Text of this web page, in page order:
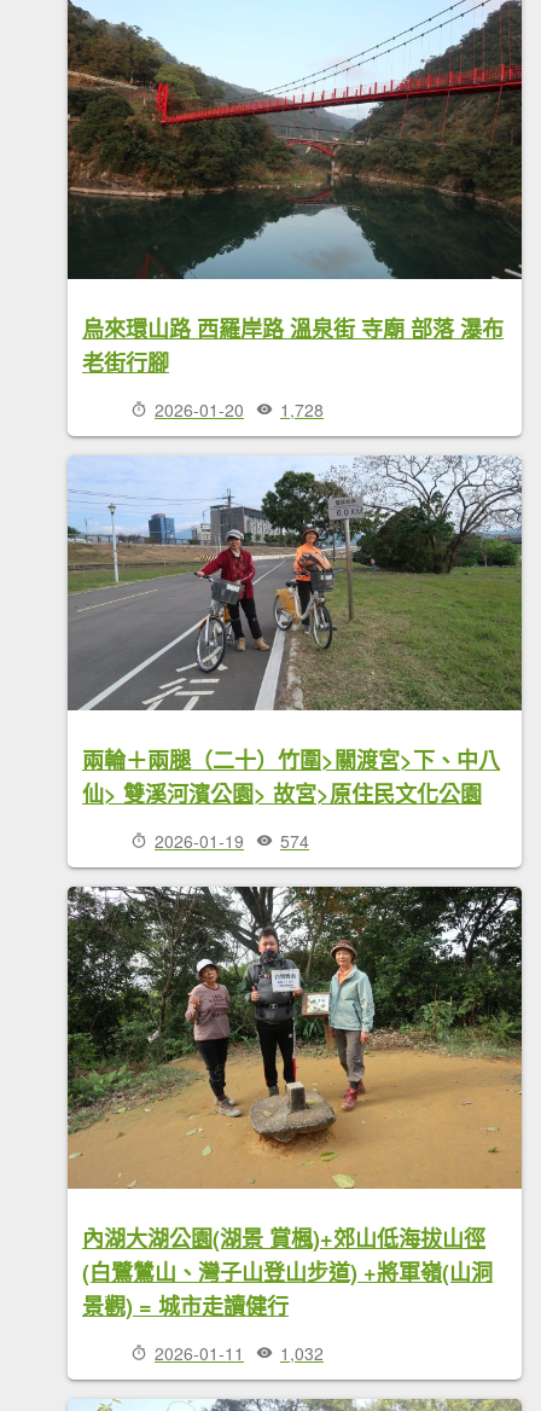
烏來環山路 西羅岸路 溫泉街 寺廟 部落 瀑布
老街行腳
2026-01-20 1,728
兩輪＋兩腿（二十）竹圍>關渡宮>下、中八
仙> 雙溪河濱公園> 故宮>原住民文化公園
2026-01-19 574
內湖大湖公園(湖景 賞楓)+郊山低海拔山徑
(白鷺鷥山、灣子山登山步道) +將軍嶺(山洞
景觀) = 城市走讀健行
2026-01-11 1,032